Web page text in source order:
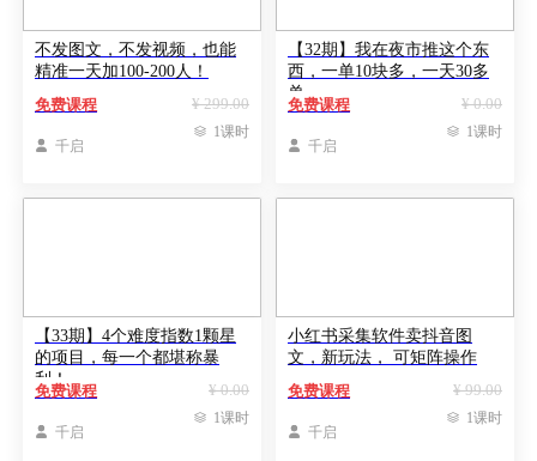
不发图文，不发视频，也能
精准一天加100-200人！
¥ 299.00
免费课程
 千启
 1课时
【32期】我在夜市推这个东
西，一单10块多，一天30多
单
¥ 0.00
免费课程
 千启
 1课时
【33期】4个难度指数1颗星
的项目，每一个都堪称暴
利！
¥ 0.00
免费课程
 千启
 1课时
小红书采集软件卖抖音图
文，新玩法， 可矩阵操作
¥ 99.00
免费课程
 千启
 1课时